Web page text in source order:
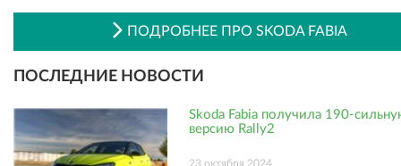
ПОДРОБНЕЕ ПРО SKODA FABIA
ПОСЛЕДНИЕ НОВОСТИ
Skoda Fabia получила 190-
версию Rally2
23 октября 2024